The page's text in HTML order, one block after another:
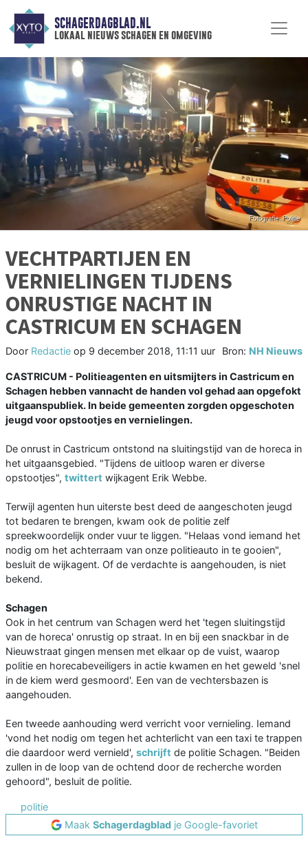
SCHAGERDAGBLAD.NL
lokaal nieuws schagen en omgeving
VECHTPARTIJEN EN
VERNIELINGEN TIJDENS
ONRUSTIGE NACHT IN
CASTRICUM EN SCHAGEN
Door Redactie op 9 december 2018, 11:11 uur Bron: NH Nieuws
CASTRICUM - Politieagenten en uitsmijters in Castricum en
Schagen hebben vannacht de handen vol gehad aan opgefokt
uitgaanspubliek. In beide gemeenten zorgden opgeschoten
jeugd voor opstootjes en vernielingen.
De onrust in Castricum ontstond na sluitingstijd van de horeca in
het uitgaansgebied. "Tijdens de uitloop waren er diverse
opstootjes", twittert wijkagent Erik Webbe.
Terwijl agenten hun uiterste best deed de aangeschoten jeugd
tot bedaren te brengen, kwam ook de politie zelf
spreekwoordelijk onder vuur te liggen. "Helaas vond iemand het
nodig om het achterraam van onze politieauto in te gooien",
besluit de wijkagent. Of de verdachte is aangehouden, is niet
bekend.
Schagen
Ook in het centrum van Schagen werd het 'tegen sluitingstijd
van de horeca' onrustig op straat. In en bij een snackbar in de
Nieuwstraat gingen mensen met elkaar op de vuist, waarop
politie en horecabeveiligers in actie kwamen en het geweld 'snel
in de kiem werd gesmoord'. Een van de vechtersbazen is
aangehouden.
Een tweede aanhouding werd verricht voor vernieling. Iemand
'vond het nodig om tegen het achterlicht van een taxi te trappen
die daardoor werd vernield', schrijft de politie Schagen. "Beiden
zullen in de loop van de ochtend door de recherche worden
gehoord", besluit de politie.
politie
Maak Schagerdagbladje Google-favoriet